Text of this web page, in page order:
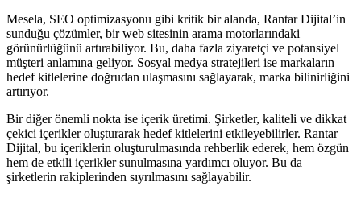
Mesela, SEO optimizasyonu gibi kritik bir alanda, Rantar Dijital’in
sunduğu çözümler, bir web sitesinin arama motorlarındaki
görünürlüğünü artırabiliyor. Bu, daha fazla ziyaretçi ve potansiyel
müşteri anlamına geliyor. Sosyal medya stratejileri ise markaların
hedef kitlelerine doğrudan ulaşmasını sağlayarak, marka bilinirliğini
artırıyor.
Bir diğer önemli nokta ise içerik üretimi. Şirketler, kaliteli ve dikkat
çekici içerikler oluşturarak hedef kitlelerini etkileyebilirler. Rantar
Dijital, bu içeriklerin oluşturulmasında rehberlik ederek, hem özgün
hem de etkili içerikler sunulmasına yardımcı oluyor. Bu da
şirketlerin rakiplerinden sıyrılmasını sağlayabilir.